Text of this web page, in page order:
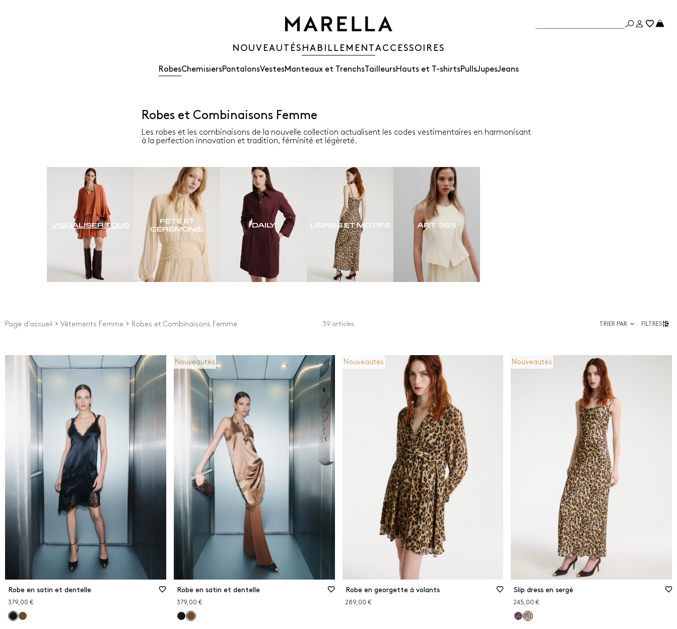
NOUVEAUTÉS HABILLEMENTACCESSOIRES
RobesChemisiersPantalonsVestesManteaux et TrenchsTailleursHauts et T-shirtsPullsJupesJeans
Robes et Combinaisons Femme
Les robes et les combinaisons de la nouvelle collection actualisent les codes vestimentaires en harmonisant
à la perfection innovation et tradition, féminité et légèreté.
VISUALISER TOUS
FÊTE ET
CÉRÉMONIE
DAILY LIGNES ET MOTIFS ART. 365
Page d’accueil Vêtements Femme Robes et Combinaisons Femme 39 articles TRIER PAR FILTRES
Prix Couleur Matériaux Longueur Taille
Depuis
Blanc et beige
Bleu
Camel
Gris et argent
Imprimés et motifs
Noir
Rose
Autre
Coton
Denim
Jersey
Laine
Matières recyclées
Viscose
Long
Longueur genou
Moyens
Short
ÉLIMINER LES FILTRES FILTRER
Robe en satin et dentelle
379,00 €
Nouveautés
Robe en satin et dentelle
379,00 €
Nouveautés
Robe en georgette à volants
289,00 €
Nouveautés
Slip dress en sergé
245,00 €